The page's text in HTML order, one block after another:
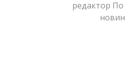
редактор По
новин